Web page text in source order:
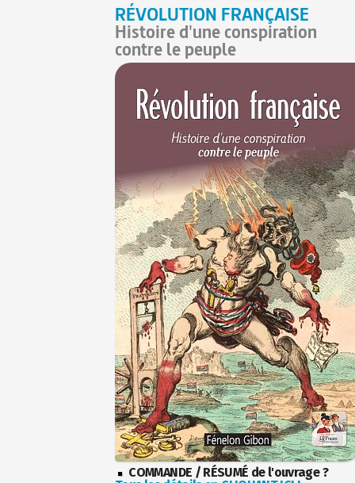
RÉVOLUTION FRANÇAISE
Histoire d'une conspiration
contre le peuple
COMMANDE / RÉSUMÉ de l'ouvrage ?